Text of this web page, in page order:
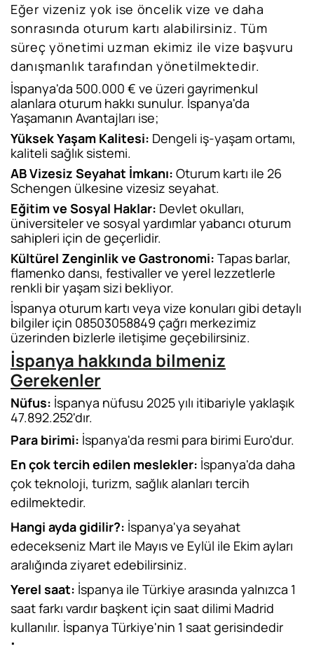
Eğer vizeniz yok ise öncelik vize ve daha
sonrasında oturum kartı alabilirsiniz. Tüm
süreç yönetimi uzman ekimiz ile vize başvuru
danışmanlık tarafından yönetilmektedir.
İspanya'da 500.000 € ve üzeri gayrimenkul
alanlara oturum hakkı sunulur. İspanya'da
Yaşamanın Avantajları ise;
Yüksek Yaşam Kalitesi: Dengeli iş-yaşam ortamı,
kaliteli sağlık sistemi.
AB Vizesiz Seyahat İmkanı: Oturum kartı ile 26
Schengen ülkesine vizesiz seyahat.
Eğitim ve Sosyal Haklar: Devlet okulları,
üniversiteler ve sosyal yardımlar yabancı oturum
sahipleri için de geçerlidir.
Kültürel Zenginlik ve Gastronomi: Tapas barlar,
flamenko dansı, festivaller ve yerel lezzetlerle
renkli bir yaşam sizi bekliyor.
İspanya oturum kartı veya vize konuları gibi detaylı
bilgiler için 08503058849 çağrı merkezimiz
üzerinden bizlerle iletişime geçebilirsiniz.
İspanya hakkında bilmeniz
Gerekenler
Nüfus: İspanya nüfusu 2025 yılı itibariyle yaklaşık
47.892.252'dır.
Para birimi: İspanya'da resmi para birimi Euro'dur.
En çok tercih edilen meslekler: İspanya'da daha
çok teknoloji, turizm, sağlık alanları tercih
edilmektedir.
Hangi ayda gidilir?: İspanya'ya seyahat
edecekseniz Mart ile Mayıs ve Eylül ile Ekim ayları
aralığında ziyaret edebilirsiniz.
Yerel saat: İspanya ile Türkiye arasında yalnızca 1
saat farkı vardır başkent için saat dilimi Madrid
kullanılır. İspanya Türkiye'nin 1 saat gerisindedir